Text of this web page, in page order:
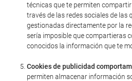
técnicas que te permiten
través de las redes sociales de las
gestionadas directamente por la
sería imposible que compartieras
conocidos la información que te
Cookies de publicidad
permiten almacenar información